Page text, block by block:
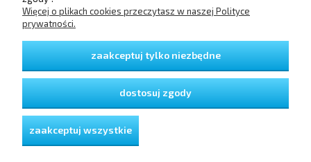
GWARANCJA I ZWROTY
O FIRMIE
Więcej o plikach cookies przeczytasz w naszej Polityce
prywatności.
zaakceptuj tylko niezbędne
dostosuj zgody
zaakceptuj wszystkie